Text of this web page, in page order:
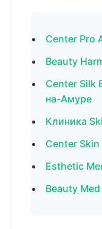
Center Pro
Beauty
Center Silk
на-Амуре
Клиника
Center
Esthetic
Beauty